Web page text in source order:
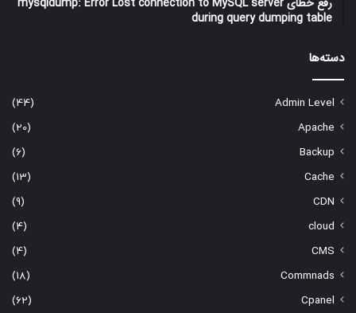
during query dumping table
دسته‌ها
Admin Level
(44)
Apache
(20)
Backup
(6)
Cache
(13)
CDN
(9)
cloud
(4)
CMS
(4)
Commnads
(18)
Cpanel
(62)